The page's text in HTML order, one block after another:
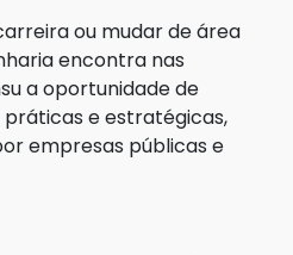
ou mudar de área
encontra nas
a oportunidade de
e estratégicas,
empresas públicas e